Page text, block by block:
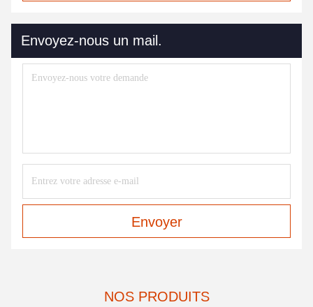
Envoyez-nous un mail.
Envoyer
NOS PRODUITS